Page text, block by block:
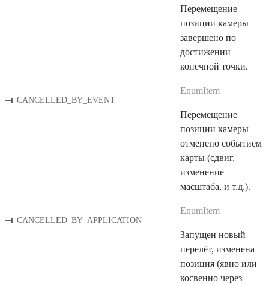
Перемещение
позиции камеры
завершено по
достижении
конечной точки.
CANCELLED_BY_EVENT
EnumItem
Перемещение
позиции камеры
отменено событием
карты (сдвиг,
изменение
масштаба, и т.д.).
CANCELLED_BY_APPLICATION
EnumItem
Запущен новый
перелёт, изменена
позиция (явно или
косвенно через